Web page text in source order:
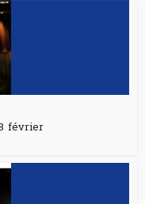
février